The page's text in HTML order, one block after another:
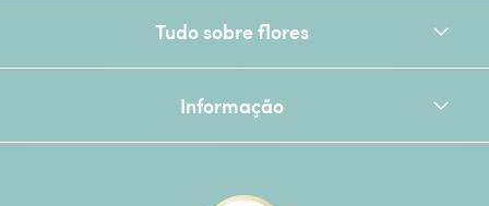
Tudo sobre flores
Informação